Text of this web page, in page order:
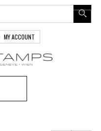
MY ACCOUNT